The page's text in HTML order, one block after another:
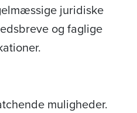
juridiske
og faglige
muligheder.